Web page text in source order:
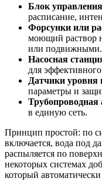
Блок управления
расписание,
Форсунки или
моющий раствор
или подвижными.
Насосная
для
Датчики уровня
параметры и
Трубопроводная
в единую сеть.
Принцип простой: по
включается, вода под
распыляется по
некоторых системах
который